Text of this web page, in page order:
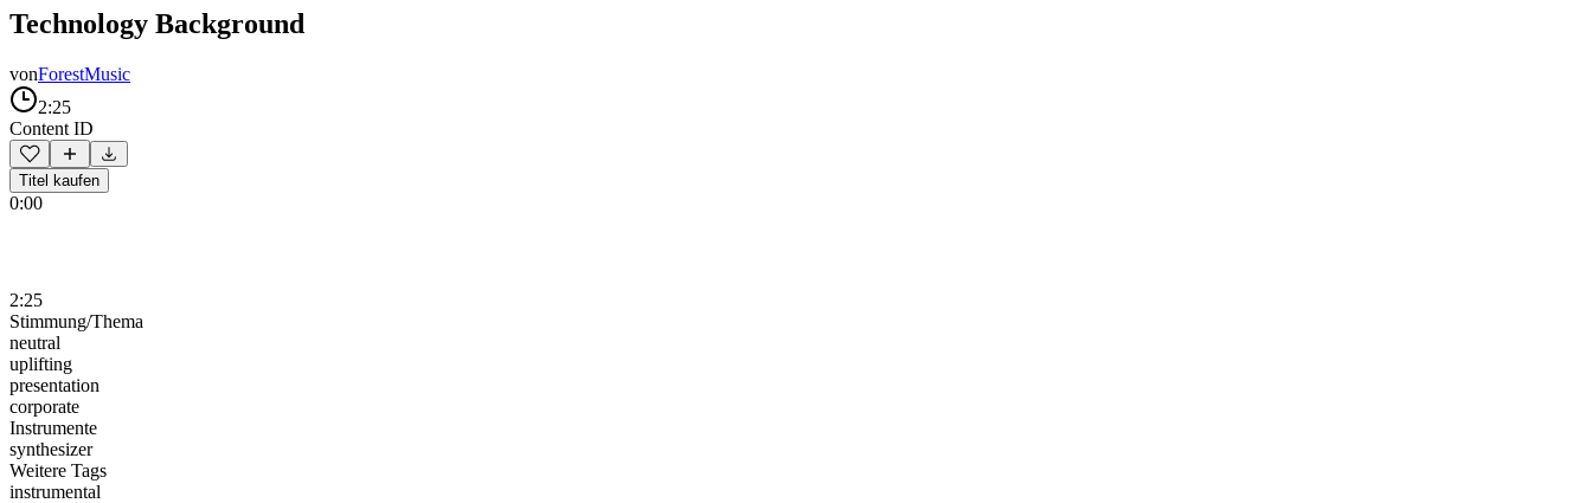
Technology Background
vonForestMusic
2:25
Content ID
Titel kaufen
0:00
2:25
Stimmung/Thema
neutral
uplifting
presentation
corporate
Instrumente
synthesizer
Weitere Tags
instrumental